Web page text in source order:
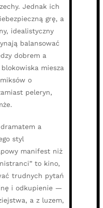
Jednak ich
grę, a
idealistyczny
balansować
dobrem a
miesza
o
peleryn,
a
styl
manifest niż
to kino,
trudnych pytań
i odkupienie —
a z luzem,